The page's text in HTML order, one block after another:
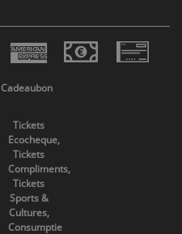
Cadeaubon
Tickets
Ecocheque,
Tickets
Compliments,
Tickets
Sports &
Cultures,
Consumptie